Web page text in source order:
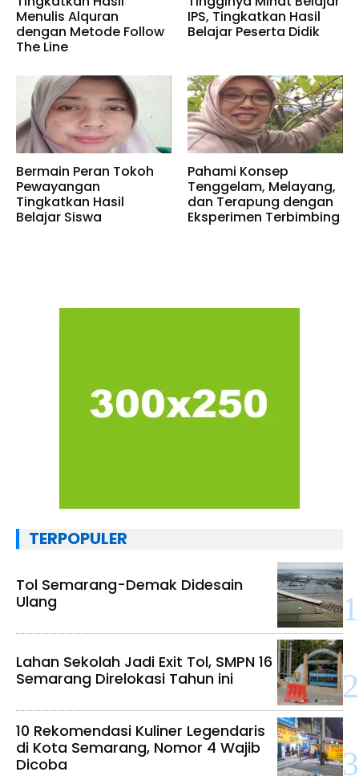
Menulis Alquran
dengan Metode Follow
The Line
IPS, Tingkatkan Hasil
Belajar Peserta Didik
Bermain Peran Tokoh
Pewayangan
Tingkatkan Hasil
Belajar Siswa
Pahami Konsep
Tenggelam, Melayang,
dan Terapung dengan
Eksperimen Terbimbing
TERPOPULER
Tol Semarang-Demak Didesain
Ulang
Lahan Sekolah Jadi Exit Tol, SMPN 16
Semarang Direlokasi Tahun ini
10 Rekomendasi Kuliner Legendaris
di Kota Semarang, Nomor 4 Wajib
Dicoba